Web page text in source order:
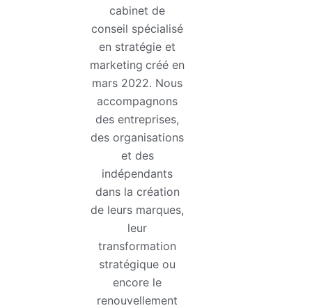
cabinet de
conseil spécialisé
en stratégie et
marketing créé en
mars 2022. Nous
accompagnons
des entreprises,
des organisations
et des
indépendants
dans la création
de leurs marques,
leur
transformation
stratégique ou
encore le
renouvellement